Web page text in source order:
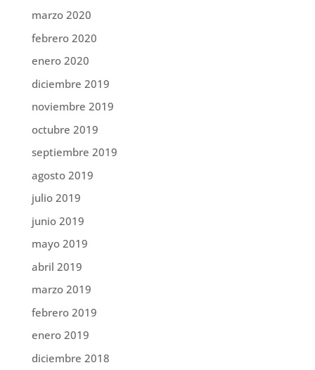
marzo 2020
febrero 2020
enero 2020
diciembre 2019
noviembre 2019
octubre 2019
septiembre 2019
agosto 2019
julio 2019
junio 2019
mayo 2019
abril 2019
marzo 2019
febrero 2019
enero 2019
diciembre 2018